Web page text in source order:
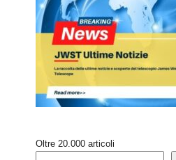
Oltre 20.000 articoli